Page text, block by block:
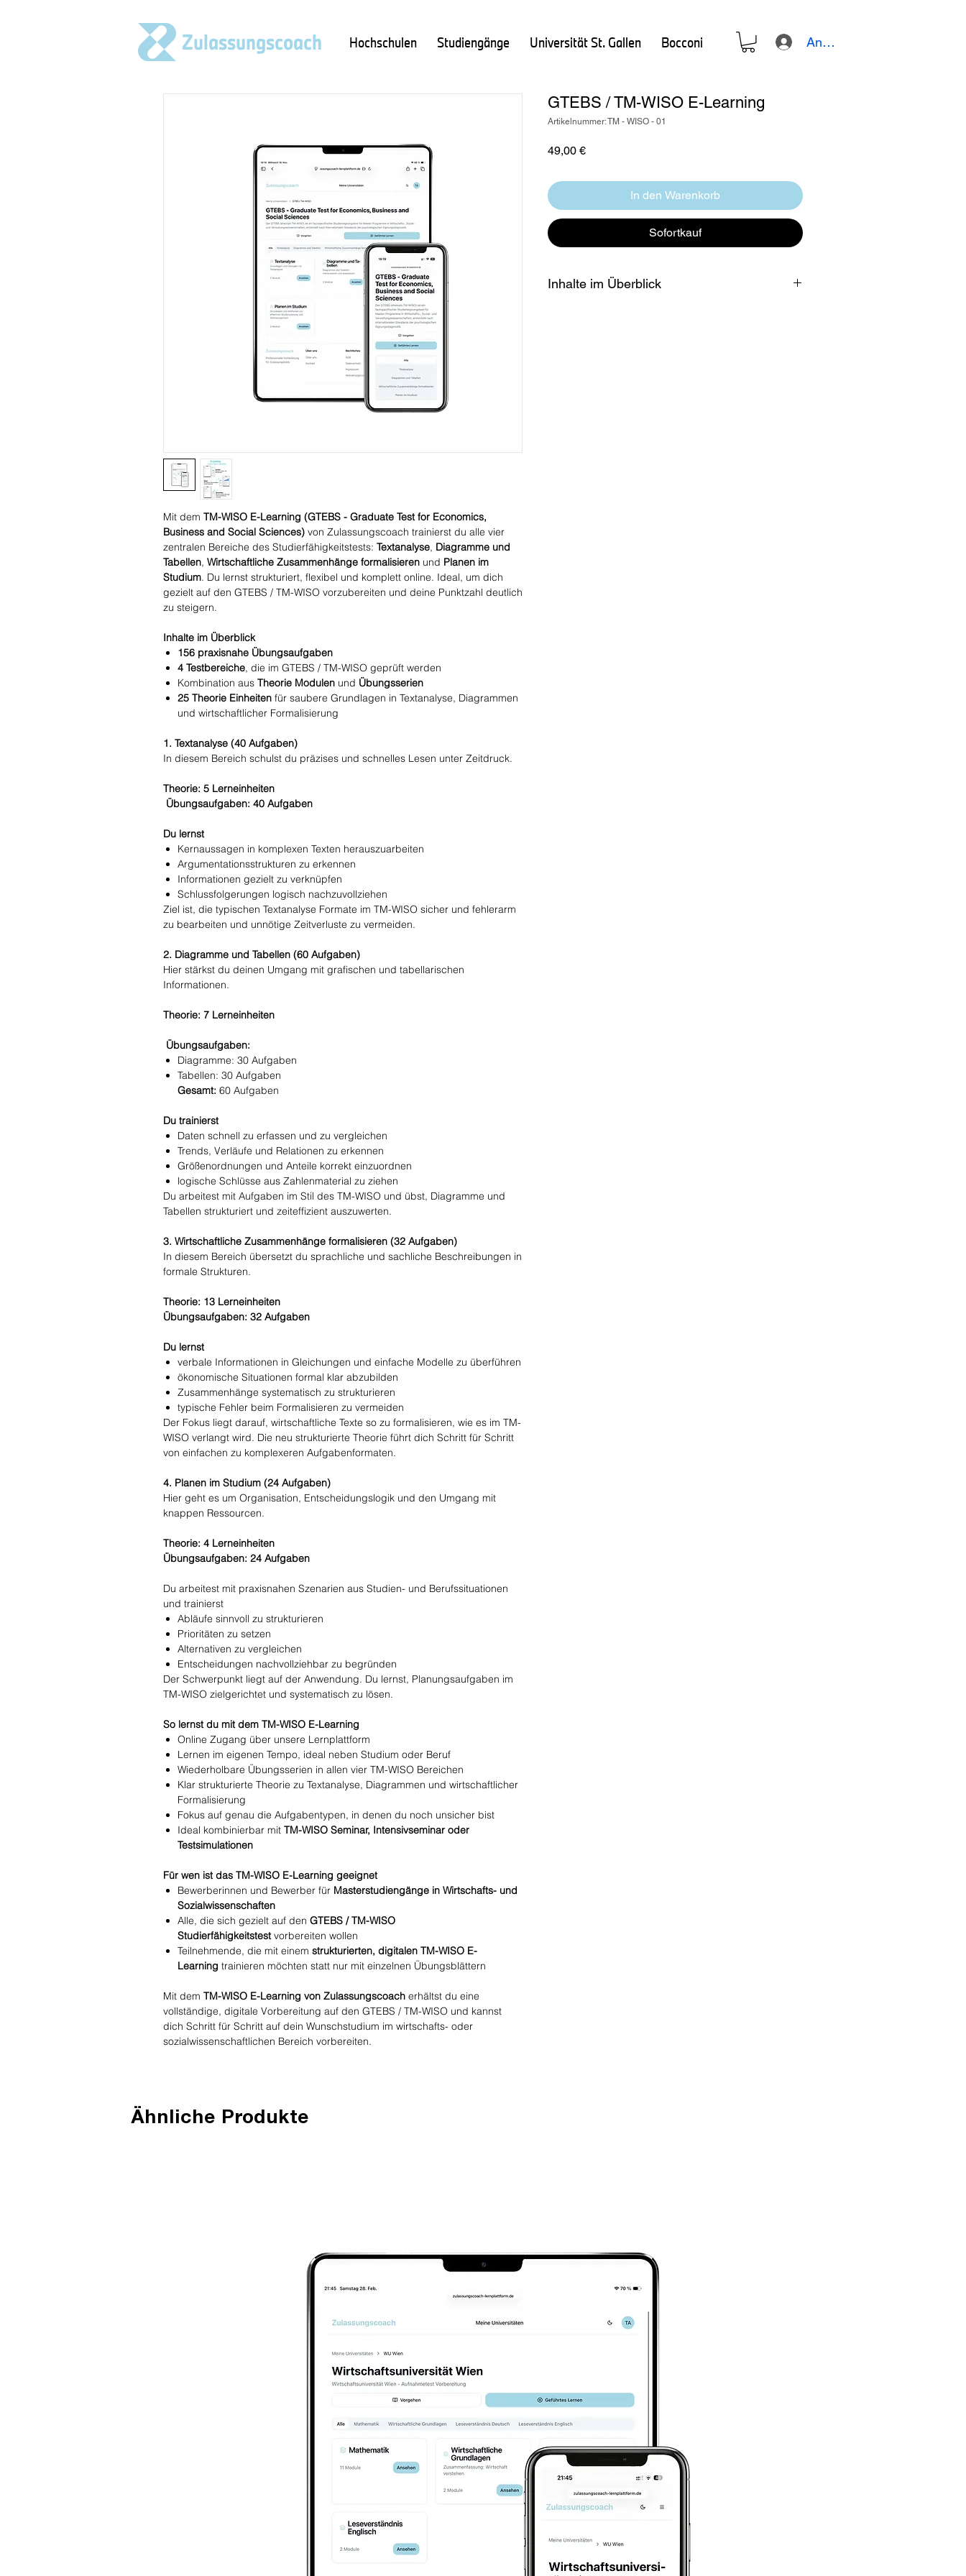
Zulassungscoach Hochschulen Studiengänge Universität St. Gallen Bocconi Anmelden
Mit dem TM-WISO E-Learning (GTEBS - Graduate Test for Economics,
Business and Social Sciences) von Zulassungscoach trainierst du alle vier
zentralen Bereiche des Studierfähigkeitstests: Textanalyse, Diagramme und
Tabellen, Wirtschaftliche Zusammenhänge formalisieren und Planen im
Studium. Du lernst strukturiert, flexibel und komplett online. Ideal, um dich
gezielt auf den GTEBS / TM-WISO vorzubereiten und deine Punktzahl deutlich
zu steigern.
Inhalte im Überblick
156 praxisnahe Übungsaufgaben
4 Testbereiche, die im GTEBS / TM-WISO geprüft werden
Kombination aus Theorie Modulen und Übungsserien
25 Theorie Einheiten für saubere Grundlagen in Textanalyse, Diagrammen
und wirtschaftlicher Formalisierung
1. Textanalyse (40 Aufgaben)
In diesem Bereich schulst du präzises und schnelles Lesen unter Zeitdruck.
Theorie: 5 Lerneinheiten
Übungsaufgaben: 40 Aufgaben
Du lernst
Kernaussagen in komplexen Texten herauszuarbeiten
Argumentationsstrukturen zu erkennen
Informationen gezielt zu verknüpfen
Schlussfolgerungen logisch nachzuvollziehen
Ziel ist, die typischen Textanalyse Formate im TM-WISO sicher und fehlerarm
zu bearbeiten und unnötige Zeitverluste zu vermeiden.
2. Diagramme und Tabellen (60 Aufgaben)
Hier stärkst du deinen Umgang mit grafischen und tabellarischen
Informationen.
Theorie: 7 Lerneinheiten
Übungsaufgaben:
Diagramme: 30 Aufgaben
Tabellen: 30 Aufgaben
Gesamt: 60 Aufgaben
Du trainierst
Daten schnell zu erfassen und zu vergleichen
Trends, Verläufe und Relationen zu erkennen
Größenordnungen und Anteile korrekt einzuordnen
logische Schlüsse aus Zahlenmaterial zu ziehen
Du arbeitest mit Aufgaben im Stil des TM-WISO und übst, Diagramme und
Tabellen strukturiert und zeiteffizient auszuwerten.
3. Wirtschaftliche Zusammenhänge formalisieren (32 Aufgaben)
In diesem Bereich übersetzt du sprachliche und sachliche Beschreibungen in
formale Strukturen.
Theorie: 13 Lerneinheiten
Übungsaufgaben: 32 Aufgaben
Du lernst
verbale Informationen in Gleichungen und einfache Modelle zu überführen
ökonomische Situationen formal klar abzubilden
Zusammenhänge systematisch zu strukturieren
typische Fehler beim Formalisieren zu vermeiden
Der Fokus liegt darauf, wirtschaftliche Texte so zu formalisieren, wie es im TM-
WISO verlangt wird. Die neu strukturierte Theorie führt dich Schritt für Schritt
von einfachen zu komplexeren Aufgabenformaten.
4. Planen im Studium (24 Aufgaben)
Hier geht es um Organisation, Entscheidungslogik und den Umgang mit
knappen Ressourcen.
Theorie: 4 Lerneinheiten
Übungsaufgaben: 24 Aufgaben
Du arbeitest mit praxisnahen Szenarien aus Studien- und Berufssituationen
und trainierst
Abläufe sinnvoll zu strukturieren
Prioritäten zu setzen
Alternativen zu vergleichen
Entscheidungen nachvollziehbar zu begründen
Der Schwerpunkt liegt auf der Anwendung. Du lernst, Planungsaufgaben im
TM-WISO zielgerichtet und systematisch zu lösen.
So lernst du mit dem TM-WISO E-Learning
Online Zugang über unsere Lernplattform
Lernen im eigenen Tempo, ideal neben Studium oder Beruf
Wiederholbare Übungsserien in allen vier TM-WISO Bereichen
Klar strukturierte Theorie zu Textanalyse, Diagrammen und wirtschaftlicher
Formalisierung
Fokus auf genau die Aufgabentypen, in denen du noch unsicher bist
Ideal kombinierbar mit TM-WISO Seminar, Intensivseminar oder
Testsimulationen
Für wen ist das TM-WISO E-Learning geeignet
Bewerberinnen und Bewerber für Masterstudiengänge in Wirtschafts- und
Sozialwissenschaften
Alle, die sich gezielt auf den GTEBS / TM-WISO
Studierfähigkeitstest vorbereiten wollen
Teilnehmende, die mit einem strukturierten, digitalen TM-WISO E-
Learning trainieren möchten statt nur mit einzelnen Übungsblättern
Mit dem TM-WISO E-Learning von Zulassungscoach erhältst du eine
vollständige, digitale Vorbereitung auf den GTEBS / TM-WISO und kannst
dich Schritt für Schritt auf dein Wunschstudium im wirtschafts- oder
sozialwissenschaftlichen Bereich vorbereiten.
GTEBS / TM-WISO E-Learning
Artikelnummer: TM - WISO - 01
49,00 €Preis
In den Warenkorb
Sofortkauf
Inhalte im Überblick
Ähnliche Produkte